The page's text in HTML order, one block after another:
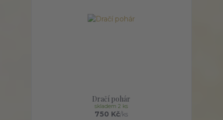
Dračí pohár
750 Kč/ks
skladem 2 ks